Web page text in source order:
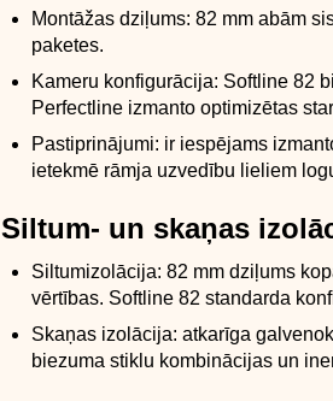
Montāžas dziļums: 82 mm abām
paketes.
Kameru konfigurācija: Softline 82
Perfectline izmanto optimizētas
Pastiprinājumi: ir iespējams
ietekmē rāmja uzvedību lieliem
Siltum- un skaņas
Siltumizolācija: 82 mm dziļums
vērtības. Softline 82 standarda
Skaņas izolācija: atkarīga
biezuma stiklu kombinācijas un